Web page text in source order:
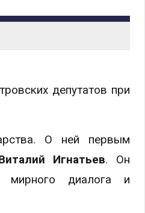
депутатов при
О ней первым
Игнатьев. Он
мирного диалога и